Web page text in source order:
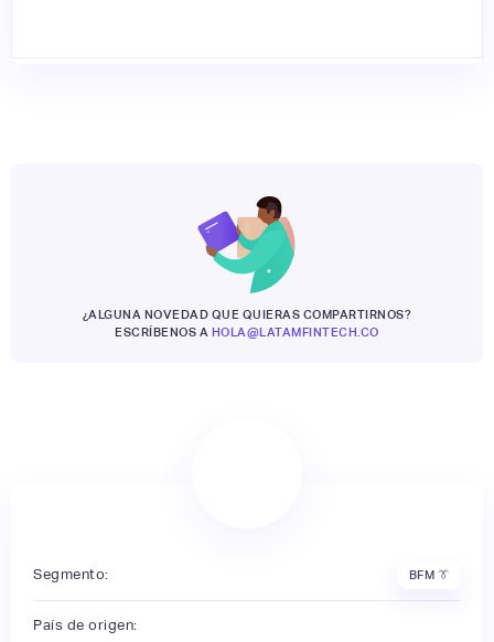
¿ALGUNA NOVEDAD QUE QUIERAS COMPARTIRNOS?
ESCRÍBENOS A HOLA@LATAMFINTECH.CO
Segmento: BFM 👔
País de origen: